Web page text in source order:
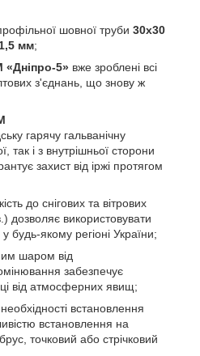
шовної труби 30х30
мм;
«Дніпро-5» вже зроблені всі
з'єднань, що знову ж
гарячу гальванічну
так і з внутрішньої сторони
захист від іржі протягом
до снігових та вітрових
дозволяє використовувати
у будь-якому регіоні України;
шаром від
забезпечує
від атмосферних явищ;
встановлення
встановлення на
точковий або стрічковий